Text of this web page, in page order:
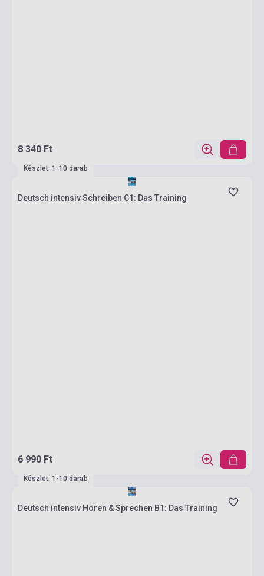
8 340 Ft
Készlet: 1-10 darab
Deutsch intensiv Schreiben C1: Das Training
6 990 Ft
Készlet: 1-10 darab
Deutsch intensiv Hören & Sprechen B1: Das Training